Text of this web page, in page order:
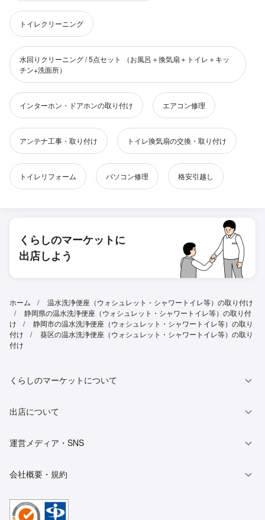
トイレクリーニング
水回りクリーニング / 5点セット （お風呂＋換気扇＋トイレ＋キッ
チン+洗面所）
インターホン・ドアホンの取り付け エアコン修理
アンテナ工事・取り付け トイレ換気扇の交換・取り付け
トイレリフォーム パソコン修理 格安引越し
くらしのマーケットに
出店しよう
ホーム
温水洗浄便座（ウォシュレット・シャワートイレ等）の取り付け
静岡県の温水洗浄便座（ウォシュレット・シャワートイレ等）の取り付
け
静岡市の温水洗浄便座（ウォシュレット・シャワートイレ等）の取り
付け
葵区の温水洗浄便座（ウォシュレット・シャワートイレ等）の取り
付け
くらしのマーケットについて
出店について
運営メディア・SNS
会社概要・規約